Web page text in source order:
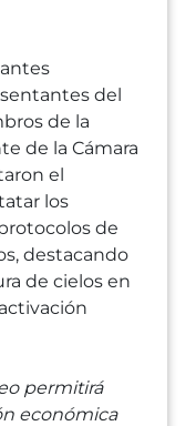
del
de la
de la Cámara
el
los
de
destacando
de cielos en
permitirá
económica